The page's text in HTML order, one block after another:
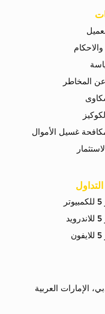
المخاطر
غسيل الأموال
دبي، الإمارات العربية